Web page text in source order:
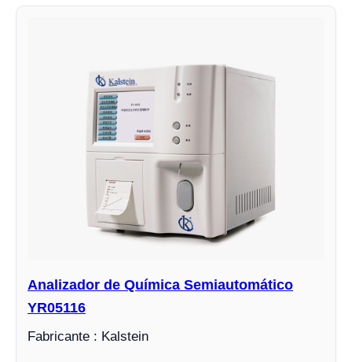
Analizador de Química Semiautomático
YR05116
Fabricante : Kalstein